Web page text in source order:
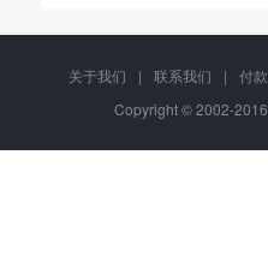
关于我们 | 联系我们 |
付
Copyright © 2002-